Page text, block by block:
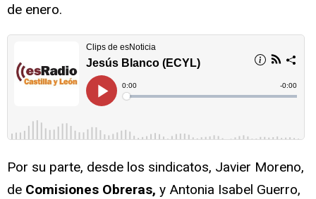
de enero.
Por su parte, desde los sindicatos, Javier Moreno,
de Comisiones Obreras, y Antonia Isabel Guerro,